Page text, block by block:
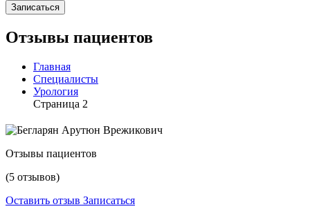
Отзывы пациентов
Главная
Специалисты
Урология
Страница 2
Отзывы пациентов
(5 отзывов)
Оставить отзыв Записаться